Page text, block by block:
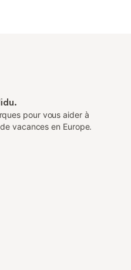
pour vous aider à
vacances en Europe.